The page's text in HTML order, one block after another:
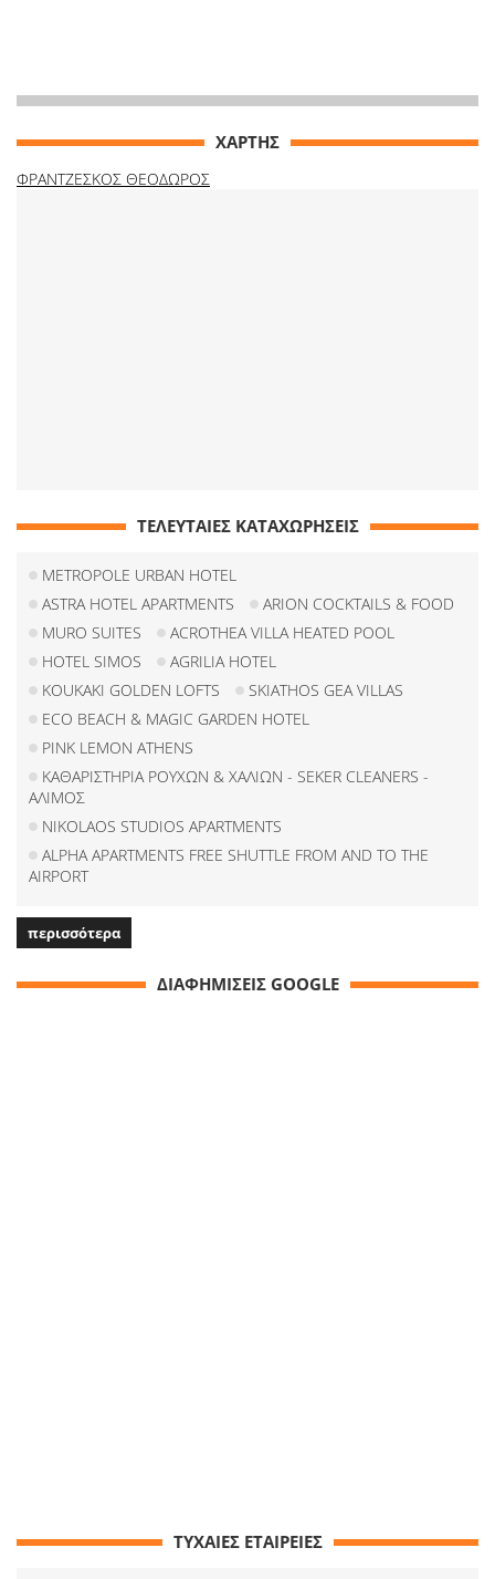
ΧΑΡΤΗΣ
ΦΡΑΝΤΖΕΣΚΟΣ ΘΕΟΔΩΡΟΣ
ΤΕΛΕΥΤΑΙΕΣ ΚΑΤΑΧΩΡΗΣΕΙΣ
METROPOLE URBAN HOTEL
ASTRA HOTEL APARTMENTS
ARION COCKTAILS & FOOD
MURO SUITES
ACROTHEA VILLA HEATED POOL
HOTEL SIMOS
AGRILIA HOTEL
KOUKAKI GOLDEN LOFTS
SKIATHOS GEA VILLAS
ECO BEACH & MAGIC GARDEN HOTEL
PINK LEMON ATHENS
ΚΑΘΑΡΙΣΤΗΡΙΑ ΡΟΥΧΩΝ & ΧΑΛΙΩΝ - SEKER CLEANERS -
ΑΛΙΜΟΣ
NIKOLAOS STUDIOS APARTMENTS
ALPHA APARTMENTS FREE SHUTTLE FROM AND TO THE
AIRPORT
περισσότερα
ΔΙΑΦΗΜΙΣΕΙΣ GOOGLE
ΤΥΧΑΙΕΣ ΕΤΑΙΡΕΙΕΣ